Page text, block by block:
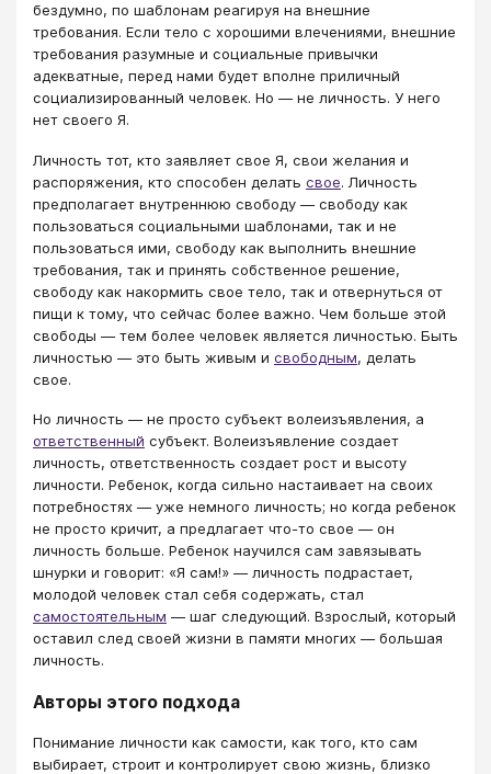
бездумно, по шаблонам реагируя на внешние
требования. Если тело с хорошими влечениями, внешние
требования разумные и социальные привычки
адекватные, перед нами будет вполне приличный
социализированный человек. Но — не личность. У него
нет своего Я.
Личность тот, кто заявляет свое Я, свои желания и
распоряжения, кто способен делать свое. Личность
предполагает внутреннюю свободу — свободу как
пользоваться социальными шаблонами, так и не
пользоваться ими, свободу как выполнить внешние
требования, так и принять собственное решение,
свободу как накормить свое тело, так и отвернуться от
пищи к тому, что сейчас более важно. Чем больше этой
свободы — тем более человек является личностью. Быть
личностью — это быть живым и свободным, делать
свое.
Но личность — не просто субъект волеизъявления, а
ответственный субъект. Волеизъявление создает
личность, ответственность создает рост и высоту
личности. Ребенок, когда сильно настаивает на своих
потребностях — уже немного личность; но когда ребенок
не просто кричит, а предлагает что-то свое — он
личность больше. Ребенок научился сам завязывать
шнурки и говорит: «Я сам!» — личность подрастает,
молодой человек стал себя содержать, стал
самостоятельным — шаг следующий. Взрослый, который
оставил след своей жизни в памяти многих — большая
личность.
Авторы этого подхода
Понимание личности как самости, как того, кто сам
выбирает, строит и контролирует свою жизнь, близко